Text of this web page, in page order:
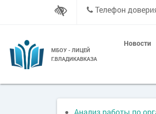
Телефон
МБОУ - ЛИЦЕЙ
Г.ВЛАДИКАВКАЗА
Новости
Анализ работы по